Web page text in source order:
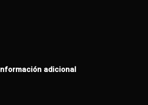
Información adicional